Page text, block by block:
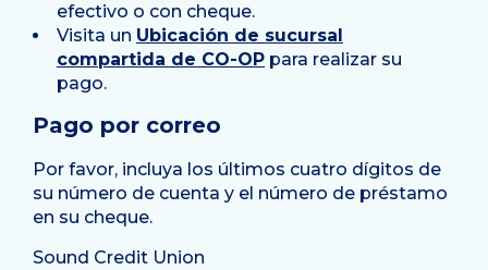
efectivo o con cheque.
Visita un Ubicación de sucursal
compartida de CO-OP para realizar su
pago.
Pago por correo
Por favor, incluya los últimos cuatro dígitos de
su número de cuenta y el número de préstamo
en su cheque.
Sound Credit Union